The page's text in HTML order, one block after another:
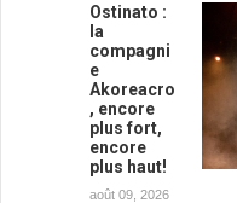
Ostinato :
la
compagni
e
Akoreacro
, encore
plus fort,
encore
plus haut!
août 09, 2026